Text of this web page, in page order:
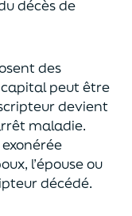
décès de
des
capitalpeut être
devient
maladie.
l’épouse ou
décédé.